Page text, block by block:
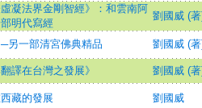
虛凝法界金剛智經》：和雲南阿
明代寫經
劉國威 (
─另一部清宮佛典精品 劉國威 (
譯在台灣之發展》 劉國威 (
藏的發展 劉國威